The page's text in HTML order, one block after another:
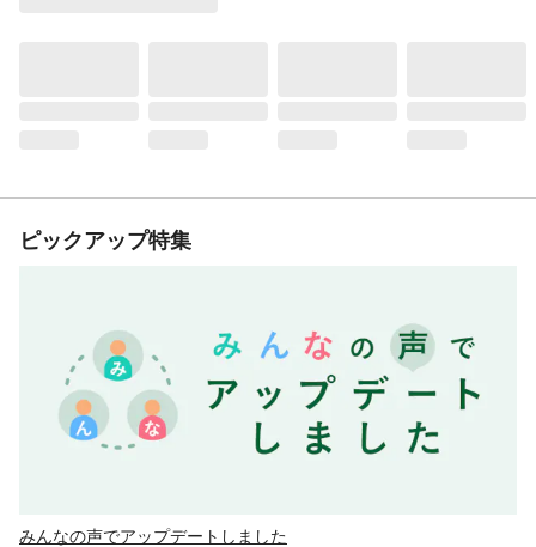
ピックアップ特集
みんなの声でアップデートしました